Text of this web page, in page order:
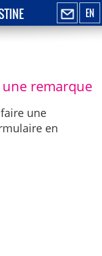
EN
remarque
une
en